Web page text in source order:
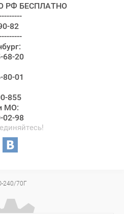
РФ БЕСПЛАТНО
82
68-20
01
855
МО:
02-98
240/70Г